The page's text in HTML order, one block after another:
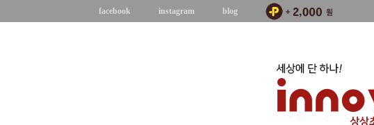
facebook instagram blog